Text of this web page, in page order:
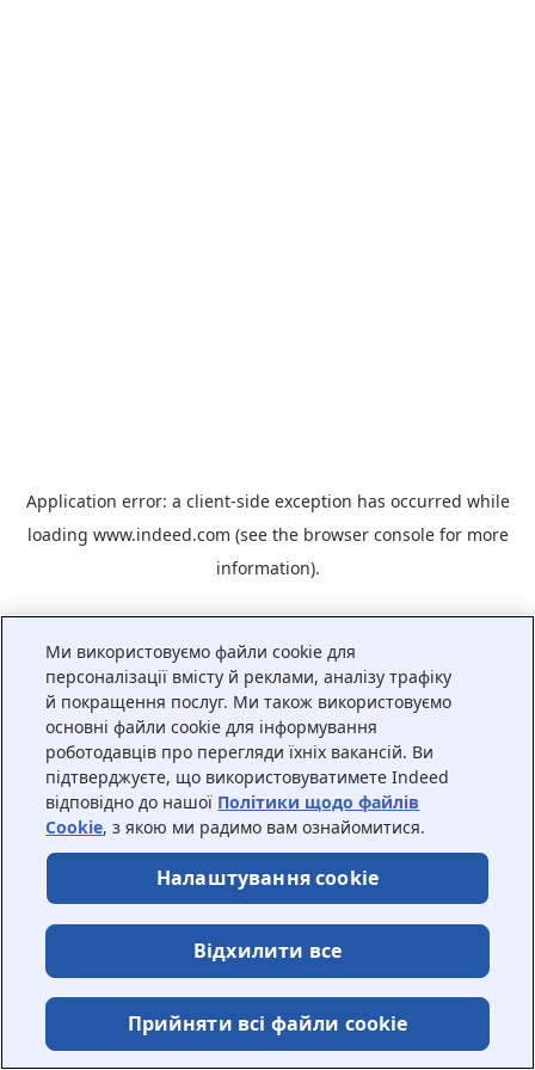
Application error: a client-side exception has occurred while
loading www.indeed.com (see the browser consolefor more
information).
Ми використовуємо файли cookie для
персоналізації вмісту й реклами, аналізу трафіку
й покращення послуг. Ми також використовуємо
основні файли cookie для інформування
роботодавців про перегляди їхніх вакансій. Ви
підтверджуєте, що використовуватимете Indeed
відповідно до нашої Політики щодо файлів
Cookie, з якою ми радимо вам ознайомитися.
Налаштування cookie
Відхилити все
Прийняти всі файли сookie